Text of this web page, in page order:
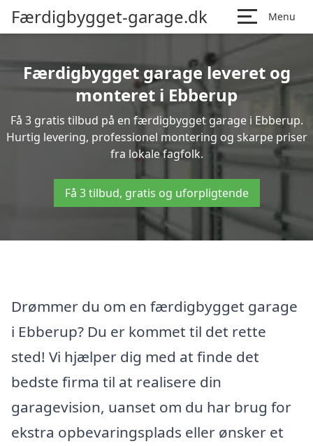
Færdigbygget-garage.dk Menu
Færdigbygget garage leveret og
monteret i Ebberup
Få 3 gratis tilbud på en færdigbygget garage i Ebberup.
Hurtig levering, professionel montering og skarpe priser
fra lokale fagfolk.
Få 3 tilbud, gratis og uforpligtende
Drømmer du om en færdigbygget garage
i Ebberup? Du er kommet til det rette
sted! Vi hjælper dig med at finde det
bedste firma til at realisere din
garagevision, uanset om du har brug for
ekstra opbevaringsplads eller ønsker et